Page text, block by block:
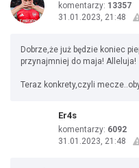
komentarzy: 13357
31.01.2023, 21:48
Dobrze,że już będzie koniec
przynajmniej do maja! Alleluja!
Teraz konkrety,czyli
Er4s
komentarzy: 6092
31.01.2023, 21:48